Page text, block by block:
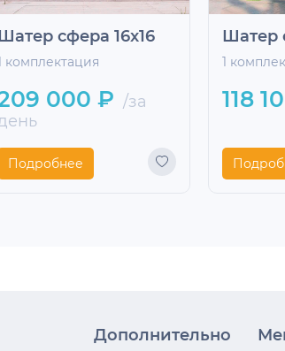
сфера 16x16
комплектация
000 ₽ /за
Подробнее
Шатер
1
118
Дополнительно